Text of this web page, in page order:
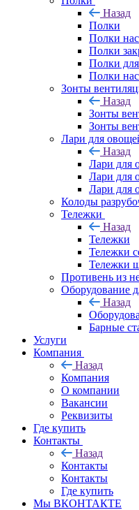
Назад
Полки
Полки
Полки
Полки
Полки
Зонты
Назад
Зонты
Зонты
Лари для
Назад
Лари для
Лари для
Лари для
Колоды
Тележки
Назад
Тележки
Тележки
Тележки
Противень из
Оборудование
Назад
Барные
Услуги
Компания
Назад
Компания
О компании
Вакансии
Реквизиты
Где купить
Контакты
Назад
Контакты
Контакты
Где купить
Мы ВКОНТАКТЕ